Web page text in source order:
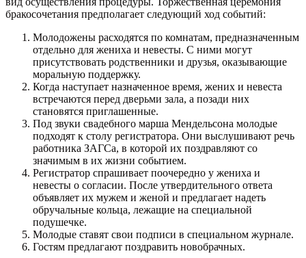
бракосочетания предполагает следующий ход событий:
Молодожены расходятся по комнатам, предназначенным
отдельно для жениха и невесты. С ними могут
присутствовать родственники и друзья, оказывающие
моральную поддержку.
Когда наступает назначенное время, жених и невеста
встречаются перед дверьми зала, а позади них
становятся приглашенные.
Под звуки свадебного марша Мендельсона молодые
подходят к столу регистратора. Они выслушивают речь
работника ЗАГСа, в которой их поздравляют со
значимым в их жизни событием.
Регистратор спрашивает поочередно у жениха и
невесты о согласии. После утвердительного ответа
объявляет их мужем и женой и предлагает надеть
обручальные кольца, лежащие на специальной
подушечке.
Молодые ставят свои подписи в специальном журнале.
Гостям предлагают поздравить новобрачных.